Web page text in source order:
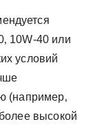
10W-40 или
условий
(например‚
высокой